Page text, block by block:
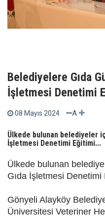
Belediyelere Gıda
İşletmesi Denetimi
08 Mayıs 2024 A
Ülkede bulunan belediyeler
İşletmesi Denetimi Eğitimi...
Ülkede bulunan
Gıda İşletmesi
Gönyeli Alayköy
Üniversitesi Veteriner